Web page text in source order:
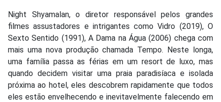
Night Shyamalan, o diretor responsável pelos grandes
filmes assustadores e intrigantes como Vidro (2019), O
Sexto Sentido (1991), A Dama na Água (2006) chega com
mais uma nova produção chamada Tempo. Neste longa,
uma família passa as férias em um resort de luxo, mas
quando decidem visitar uma praia paradisíaca e isolada
próxima ao hotel, eles descobrem rapidamente que todos
eles estão envelhecendo e inevitavelmente falecendo em